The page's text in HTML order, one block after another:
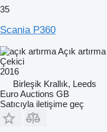
35
Scania P360
Açık artırma
Çekici
2016
Birleşik Krallık, Leeds
Euro Auctions GB
Satıcıyla iletişime geç